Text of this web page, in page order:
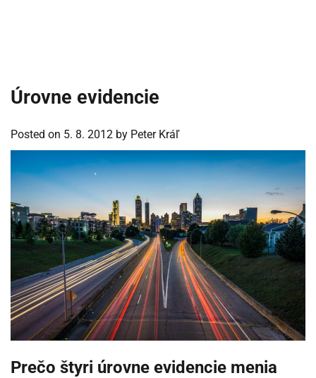
Úrovne evidencie
Posted on 5. 8. 2012 by Peter Kráľ
Prečo štyri úrovne evidencie menia